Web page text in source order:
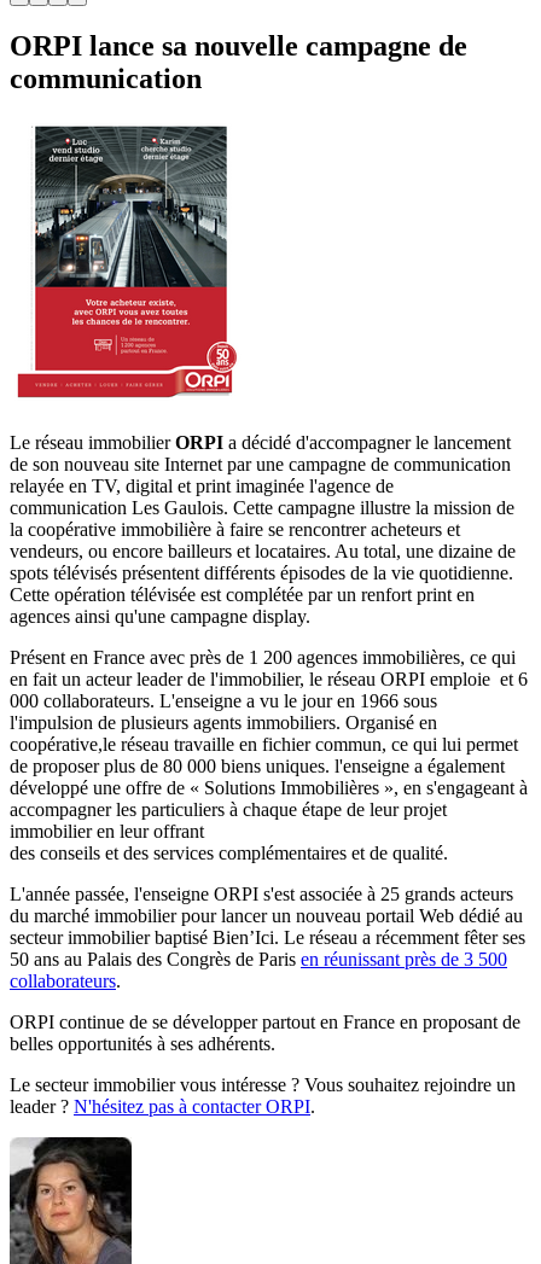
ORPI lance sa nouvelle campagne de
communication
Le réseau immobilierORPI a décidé d'accompagner le lancement
de son nouveau site Internet par une campagne de communication
relayée en TV, digital et print imaginée l'agence de
communication Les Gaulois. Cette campagne illustre la mission de
la coopérative immobilière à faire se rencontrer acheteurs et
vendeurs, ou encore bailleurs et locataires. Au total, une dizaine de
spots télévisés présentent différents épisodes de la vie quotidienne.
Cette opération télévisée est complétée par un renfort print en
agences ainsi qu'une campagne display.
Présent en France avec près de 1 200 agences immobilières, ce qui
en fait un acteur leader de l'immobilier, le réseau ORPI emploie et 6
000 collaborateurs. L'enseigne a vu le jour en 1966 sous
l'impulsion de plusieurs agents immobiliers. Organisé en
coopérative,le réseau travaille en fichier commun, ce qui lui permet
de proposer plus de 80 000 biens uniques. l'enseigne a également
développé une offre de « Solutions Immobilières », en s'engageant à
accompagner les particuliers à chaque étape de leur projet
immobilier en leur offrant
des conseils et des services complémentaires et de qualité.
L'année passée, l'enseigne ORPI s'est associée à 25 grands acteurs
du marché immobilier pour lancer un nouveau portail Web dédié au
secteur immobilier baptisé Bien’Ici. Le réseau a récemment fêter ses
50 ans au Palais des Congrès de Paris en réunissant près de 3 500
collaborateurs.
ORPI continue de se développer partout en France en proposant de
belles opportunités à ses adhérents.
Le secteur immobilier vous intéresse ? Vous souhaitez rejoindre un
leader ? N'hésitez pas à contacter ORPI.